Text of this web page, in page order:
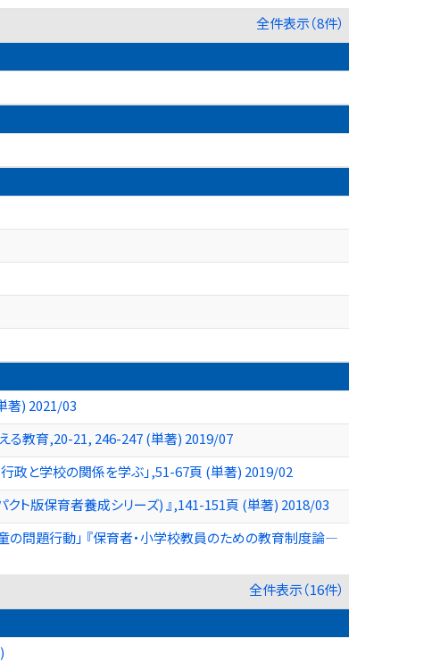
全件表示（8件）
著) 2021/03
る教育,20-21, 246-247 (単著) 2019/07
行政と学校の関係を学ぶ」,51-67頁 (単著) 2019/02
クト版保育者養成シリーズ) 』,141-151頁 (単著) 2018/03
問題行動」 『保育者・小学校教員のための教育制度論―
全件表示（16件）